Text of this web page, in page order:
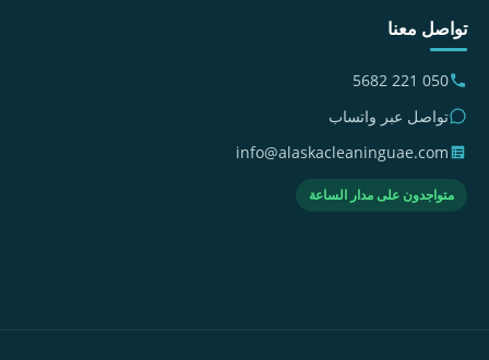
تواصل معنا
050 221 5682
تواصل عبر واتساب
info@alaskacleaninguae.com
متواجدون على مدار الساعة